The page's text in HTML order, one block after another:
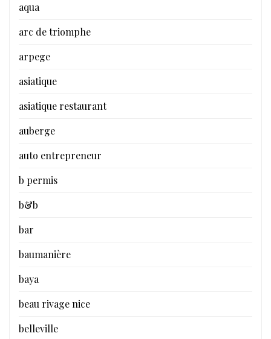
aqua
arc de triomphe
arpege
asiatique
asiatique restaurant
auberge
auto entrepreneur
b permis
b&b
bar
baumanière
baya
beau rivage nice
belleville